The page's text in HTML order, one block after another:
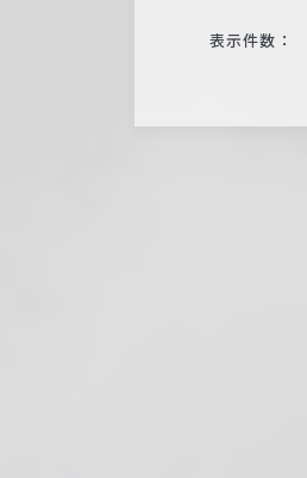
表示件数：